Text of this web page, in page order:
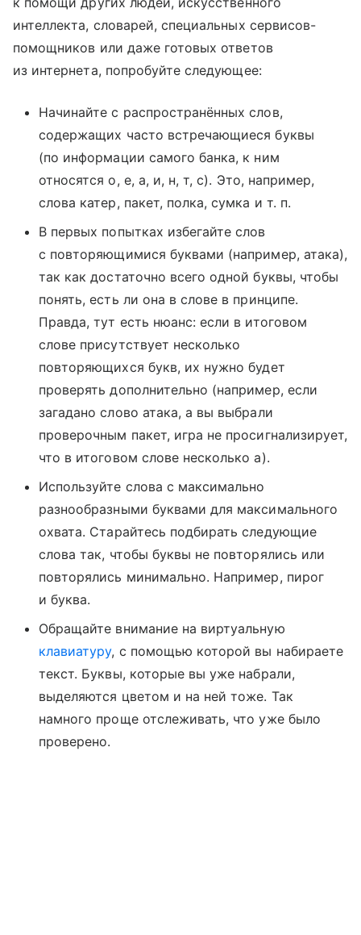
интеллекта, словарей, специальных сервисов-
помощников или даже готовых ответов
из интернета, попробуйте следующее:
Начинайте с распространённых слов,
содержащих часто встречающиеся буквы
(по информации самого банка, к ним
относятся о, е, а, и, н, т, с). Это, например,
слова катер, пакет, полка, сумка и т. п.
В первых попытках избегайте слов
с повторяющимися буквами (например, атака),
так как достаточно всего одной буквы, чтобы
понять, есть ли она в слове в принципе.
Правда, тут есть нюанс: если в итоговом
слове присутствует несколько
повторяющихся букв, их нужно будет
проверять дополнительно (например, если
загадано слово атака, а вы выбрали
проверочным пакет, игра не просигнализирует,
что в итоговом слове несколько а).
Используйте слова с максимально
разнообразными буквами для максимального
охвата. Старайтесь подбирать следующие
слова так, чтобы буквы не повторялись или
повторялись минимально. Например, пирог
и буква.
Обращайте внимание на виртуальную
клавиатуру, с помощью которой вы набираете
текст. Буквы, которые вы уже набрали,
выделяются цветом и на ней тоже. Так
намного проще отслеживать, что уже было
проверено.